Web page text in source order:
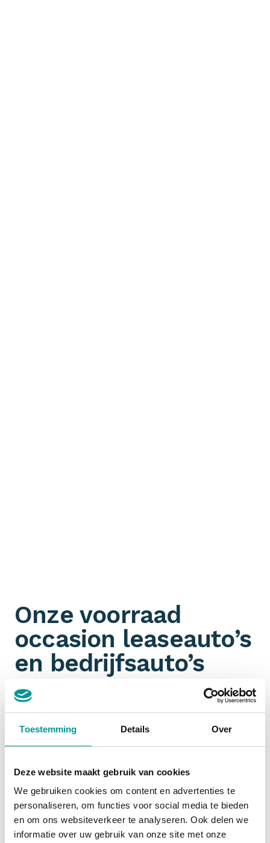
Toestemming Details Over
Deze website maakt gebruik van cookies
We gebruiken cookies om content en advertenties te
personaliseren, om functies voor social media te bieden
en om ons websiteverkeer te analyseren. Ook delen we
informatie over uw gebruik van onze site met onze
Onze voorraad
occasion leaseauto’s
en bedrijfsauto’s
Omdat wij aangesloten zijn bij talloze
partners
hebben wij een ongeëvenaarde voorraad aan jonge
ook nog eens gemakkelijk op
start dus bij De Lease Financier!
Financial lease occasion
Zakelijk een occasionfinancial leasen is slim. De